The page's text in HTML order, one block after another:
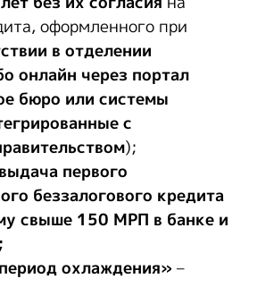
оформленного при
в отделении
онлайн через портал
бюро или системы
с
);
первого
беззалогового кредита
свыше 150 МРП в банке и
охлаждения» –